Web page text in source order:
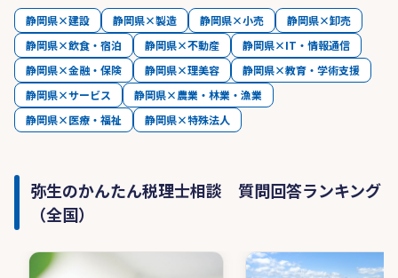
静岡県×建設 静岡県×製造 静岡県×小売
静岡県×卸売
静岡県×飲食・宿泊
静岡県×不動産
静岡県×IT・情報通信
静岡県×金融・保険
静岡県×理美容
静岡県×教育・学術支援
静岡県×サービス
静岡県×農業・林業・漁業
静岡県×医療・福祉
静岡県×特殊法人
弥生のかんたん税理士相談 質問回答ランキング
（全国）